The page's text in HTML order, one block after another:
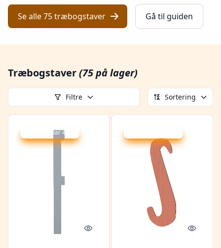
Se alle 75 træbogstaver Gå til guiden
Træbogstaver(75 på lager)
Filtre Sortering
Udsalg - spar 40 %
Quick look Quick